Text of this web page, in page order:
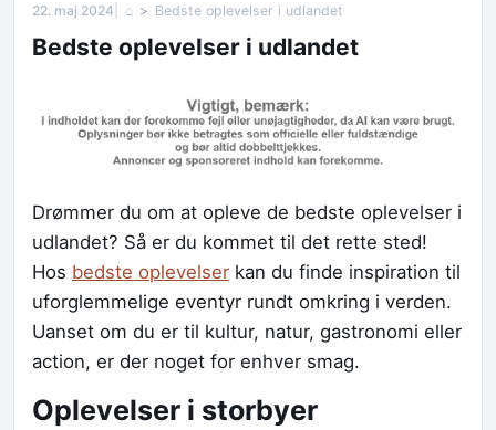
22. maj 2024 ⌂ Bedste oplevelser i udlandet
Bedste oplevelser i udlandet
Drømmer du om at opleve de bedste oplevelser i
udlandet? Så er du kommet til det rette sted!
Hos bedste oplevelser kan du finde inspiration til
uforglemmelige eventyr rundt omkring i verden.
Uanset om du er til kultur, natur, gastronomi eller
action, er der noget for enhver smag.
Oplevelser i storbyer